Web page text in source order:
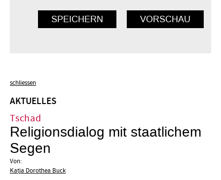
schliessen
AKTUELLES
Tschad
Religionsdialog mit staatlichem
Segen
Von:
Katja Dorothea Buck